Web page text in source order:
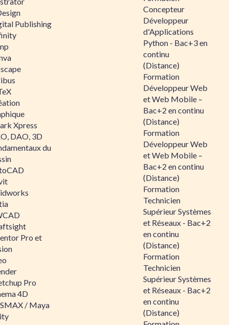
Publishing
Xpress
DAO, 3D
du
Pro et
Pro
4D
/ Maya
Concepteur
Développeur
d'Applications
Python - Bac+3 en
continu
(Distance)
Formation
Développeur Web
et Web Mobile –
Bac+2 en continu
(Distance)
Formation
Développeur Web
et Web Mobile –
Bac+2 en continu
(Distance)
Formation
Technicien
Supérieur Systèmes
et Réseaux - Bac+2
en continu
(Distance)
Formation
Technicien
Supérieur Systèmes
et Réseaux - Bac+2
en continu
(Distance)